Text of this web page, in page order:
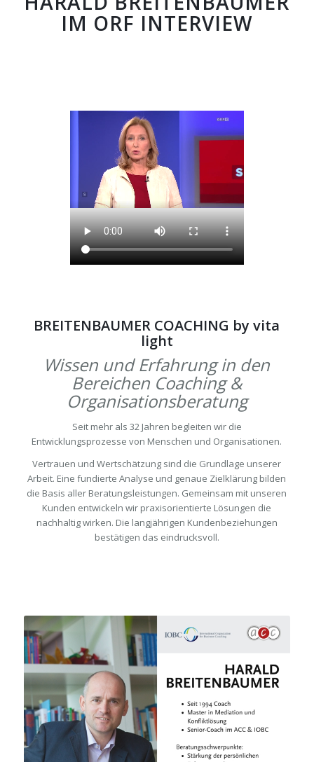
IM ORF INTERVIEW
BREITENBAUMER COACHING by vita
light
Wissen und Erfahrung in den
Bereichen Coaching &
Organisationsberatung
Seit mehr als 32 Jahren begleiten wir die
Entwicklungsprozesse von Menschen und Organisationen.
Vertrauen und Wertschätzung sind die Grundlage unserer
Arbeit. Eine fundierte Analyse und genaue Zielklärung bilden
die Basis aller Beratungsleistungen. Gemeinsam mit unseren
Kunden entwickeln wir praxisorientierte Lösungen die
nachhaltig wirken. Die langjährigen Kundenbeziehungen
bestätigen das eindrucksvoll.